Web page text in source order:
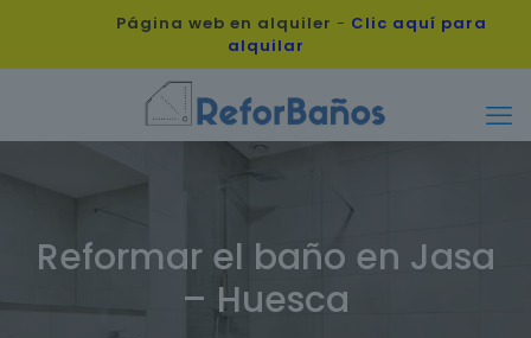
Página web en alquiler - Clic aquí para
alquilar
Reformar el baño en Jasa
– Huesca